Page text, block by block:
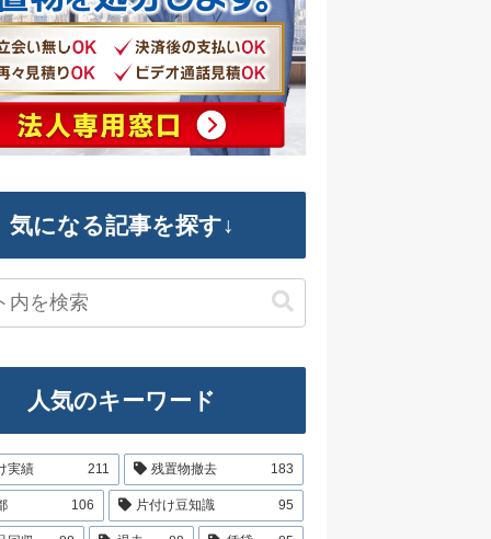
気になる記事を探す↓
人気のキーワード
実績 211 残置物撤去 183
106 片付け豆知識 95